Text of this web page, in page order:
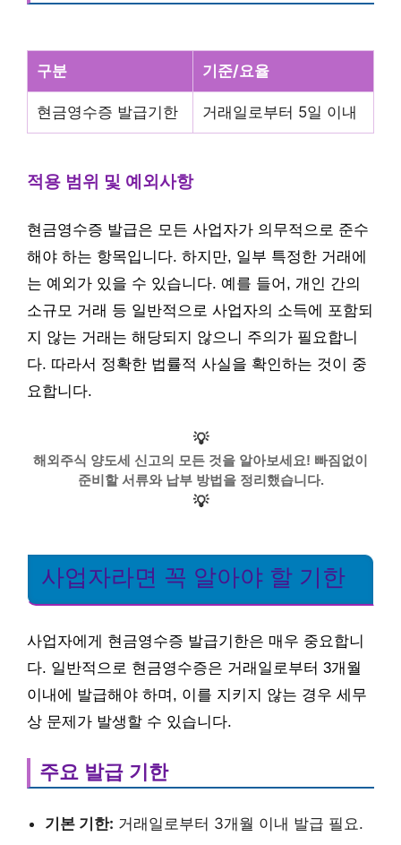
구분 기준/요율
현금영수증 발급기한 거래일로부터 5일 이내
적용 범위 및 예외사항
현금영수증 발급은 모든 사업자가 의무적으로 준수
해야 하는 항목입니다. 하지만, 일부 특정한 거래에
는 예외가 있을 수 있습니다. 예를 들어, 개인 간의
소규모 거래 등 일반적으로 사업자의 소득에 포함되
지 않는 거래는 해당되지 않으니 주의가 필요합니
다. 따라서 정확한 법률적 사실을 확인하는 것이 중
요합니다.
💡
해외주식 양도세 신고의 모든 것을 알아보세요! 빠짐없이
준비할 서류와 납부 방법을 정리했습니다.
💡
사업자라면 꼭 알아야 할 기한
사업자에게 현금영수증 발급기한은 매우 중요합니
다. 일반적으로 현금영수증은 거래일로부터 3개월
이내에 발급해야 하며, 이를 지키지 않는 경우 세무
상 문제가 발생할 수 있습니다.
주요 발급 기한
기본 기한: 거래일로부터 3개월 이내 발급 필요.